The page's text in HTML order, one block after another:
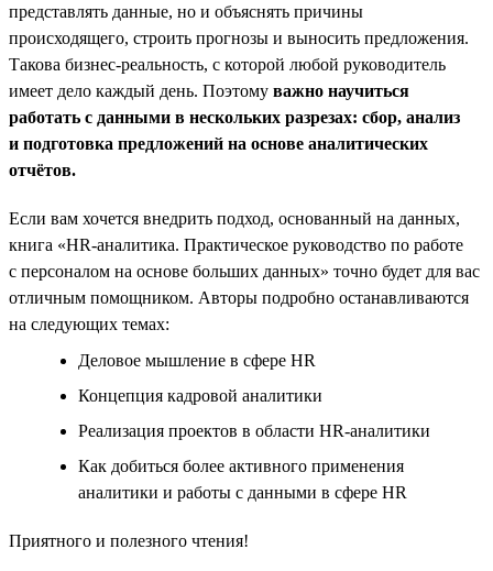
представлять данные, но и объяснять причины
происходящего, строить прогнозы и выносить предложения.
Такова бизнес-реальность, с которой любой руководитель
имеет дело каждый день. Поэтому важно научиться
работать с данными в нескольких разрезах: сбор, анализ
и подготовка предложений на основе аналитических
отчётов.
Если вам хочется внедрить подход, основанный на данных,
книга «HR-аналитика. Практическое руководство по работе
с персоналом на основе больших данных» точно будет для вас
отличным помощником. Авторы подробно останавливаются
на следующих темах:
Деловое мышление в сфере HR
Концепция кадровой аналитики
Реализация проектов в области HR-аналитики
Как добиться более активного применения
аналитики и работы с данными в сфере HR
Приятного и полезного чтения!